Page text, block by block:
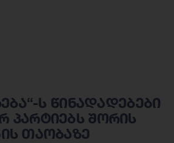
ს წინადადებები
პარტიებს შორის
თაობაზე